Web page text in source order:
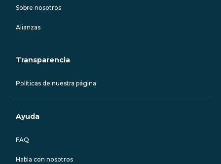
Sobre nosotros
Alianzas
Transparencia
Políticas de nuestra página
Ayuda
FAQ
Habla con nosotros